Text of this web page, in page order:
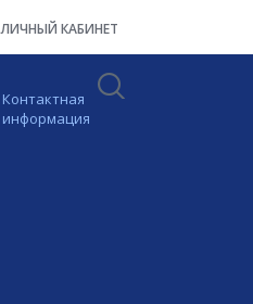
ЛИЧНЫЙ КАБИНЕТ
Контактная
информация